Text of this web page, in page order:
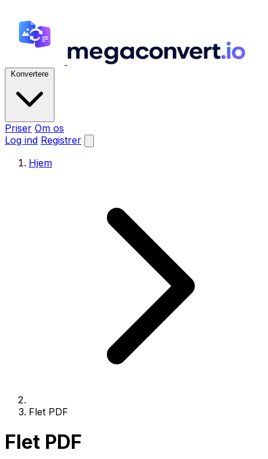
Konvertere
Priser Om os
Log ind Registrer
Hjem
Flet PDF
Flet PDF